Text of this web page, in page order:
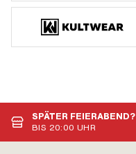
SPÄTER FEIERABEND?
BIS 20:00 UHR